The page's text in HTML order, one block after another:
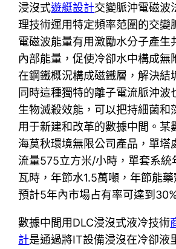
浸沒式遊艇設計交變脈沖電磁波
理技術運用特定頻率范圍的交變
電磁波能量有用激勵水分子產生
內部能量，促使冷卻水中構成無
在鋼鐵概況構成磁鐵層，解決結
同時這種獨特的離子電流脈沖波
生物滅殺效能，可以把持細菌和
用于新建和改革的數據中間。某
海莫秋環境無限公司產品，單塔
流量575立方米/小時，單套系
瓦時，年節水1.5萬噸，年節能
預計5年內市場占有率可達到
數據中間用DLC浸沒式液冷技術
計是通過將IT設備浸沒在冷卻液